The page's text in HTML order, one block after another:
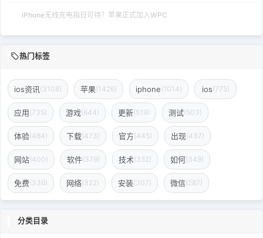
iPhone无线充电指日可待？苹果正式加入WPC
热门标签
ios资讯 (3108) 苹果(1426) iphone(1014) ios(775)
应用(735) 游戏(644) 更新(519) 测试(503)
体验(484) 下载(473) 官方(445) 出现(437)
网站(400) 软件(379) 技术(352) 如何(349)
免费(336) 网络(322) 安装(307) 微信(287)
分类目录